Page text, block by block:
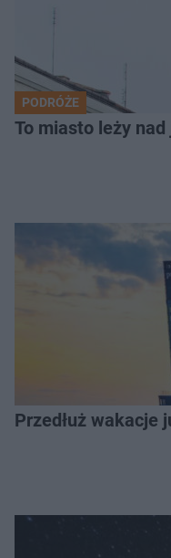
PODRÓŻE
To miasto leży
Przedłuż wakacje